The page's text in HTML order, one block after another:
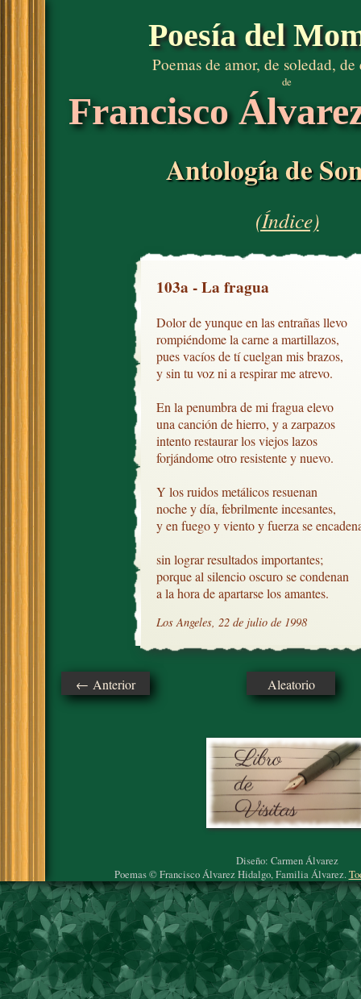
Poesía del
Poemas de amor, de soledad, de
de
Francisco
Antología de
(Índice)
103a - La fragua
Dolor de yunque en las entrañas llevo
rompiéndome la carne a martillazos,
pues vacíos de tí cuelgan mis brazos,
y sin tu voz ni a respirar me atrevo.
En la penumbra de mi fragua elevo
una canción de hierro, y a zarpazos
intento restaurar los viejos lazos
forjándome otro resistente y nuevo.
Y los ruidos metálicos resuenan
noche y día, febrilmente incesantes,
y en fuego y viento y fuerza se
sin lograr resultados importantes;
porque al silencio oscuro se condenan
a la hora de apartarse los amantes.
Los Angeles, 22 de julio de 1998
← Anterior Aleatorio
Diseño: Carmen Álvarez
Poemas © Francisco Álvarez Hidalgo, Familia Álvarez.